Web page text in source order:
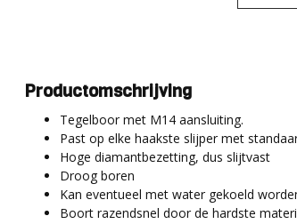
Productomschrijving
Tegelboor met M14 aansluiting.
Past op elke haakste slijper met
Hoge diamantbezetting, dus slijtvast
Droog boren
Kan eventueel met water gekoeld
Boort razendsnel door de hardste